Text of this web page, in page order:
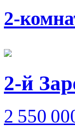
2-
2-й
2 550